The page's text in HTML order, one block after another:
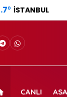
° İSTANBUL
CANLI